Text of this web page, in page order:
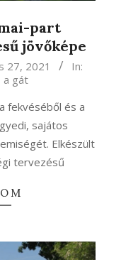
part
jövőképe
27, 2021
In:
a gát
fekvéséből és a
sajátos
Elkészült
tervezésű